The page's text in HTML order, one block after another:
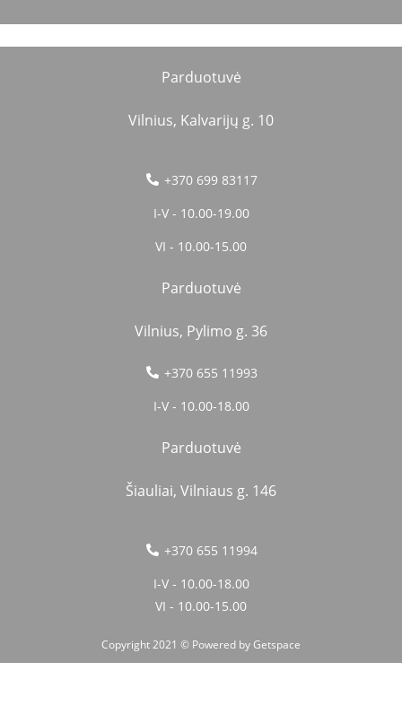
Parduotuvė
Vilnius, Kalvarijų g. 10
+370 699 83117
I-V - 10.00-19.00
VI - 10.00-15.00
Parduotuvė
Vilnius, Pylimo g. 36
+370 655 11993
I-V - 10.00-18.00
Parduotuvė
Šiauliai, Vilniaus g. 146
+370 655 11994
I-V - 10.00-18.00
VI - 10.00-15.00
Copyright 2021 © Powered byGetspace